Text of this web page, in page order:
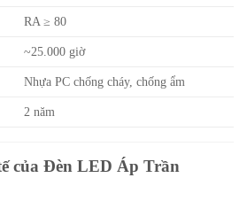
RA ≥ 80
~25.000 giờ
Nhựa PC chống cháy, chống ẩm
2 năm
của Đèn LED Áp Trần